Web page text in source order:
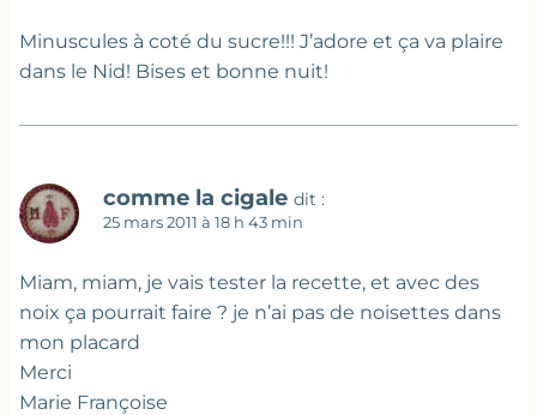
Minuscules à coté du sucre!!! J’adore et ça va plaire
dans le Nid! Bises et bonne nuit!
comme la cigale dit :
25 mars 2011 à 18 h 43 min
Miam, miam, je vais tester la recette, et avec des
noix ça pourrait faire ? je n’ai pas de noisettes dans
mon placard
Merci
Marie Françoise